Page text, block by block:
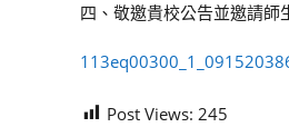
四、敬邀貴校公告並邀請師
Post Views: 245